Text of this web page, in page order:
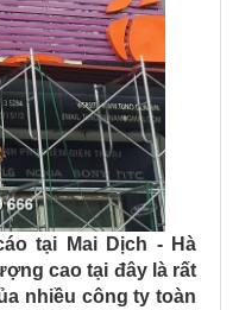
tại Mai Dịch - Hà
cao tại đây là rất
nhiều công ty toàn